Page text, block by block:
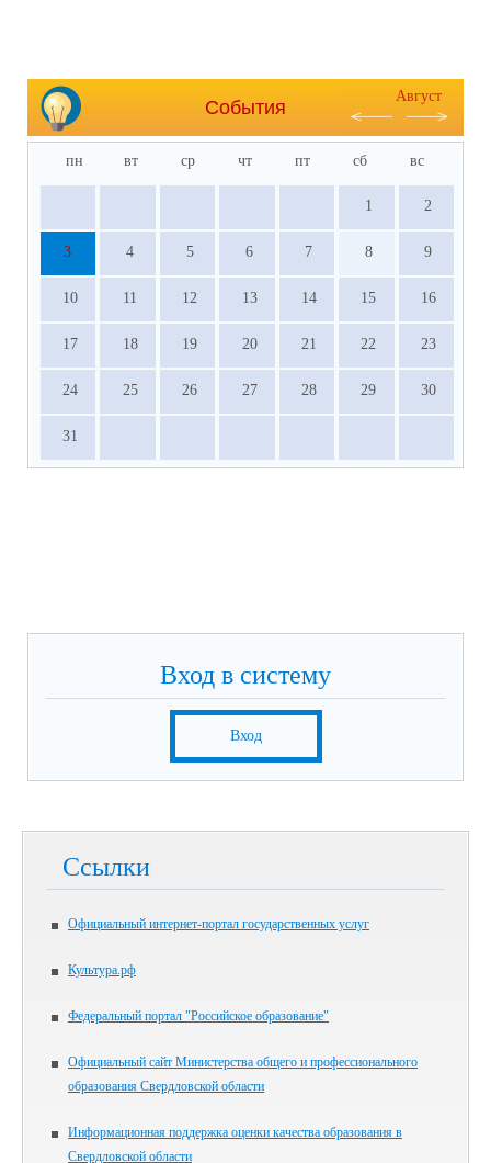
События
Август
пн вт ср чт пт сб вс
1 2
3 4 5 6 7 8 9
10 11 12 13 14 15 16
17 18 19 20 21 22 23
24 25 26 27 28 29 30
31
Вход в систему
Вход
Ссылки
Официальный интернет-портал государственных услуг
Культура.рф
Федеральный портал "Российское образование"
Официальный сайт Министерства общего и профессионального
образования Свердловской области
Информационная поддержка оценки качества образования в
Свердловской области